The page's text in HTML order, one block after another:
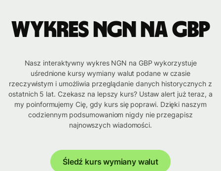
Wykres NGN na GBP
Nasz interaktywny wykres NGN na GBP wykorzystuje
uśrednione kursy wymiany walut podane w czasie
rzeczywistym i umożliwia przeglądanie danych historycznych z
ostatnich 5 lat. Czekasz na lepszy kurs? Ustaw alert już teraz, a
my poinformujemy Cię, gdy kurs się poprawi. Dzięki naszym
codziennym podsumowaniom nigdy nie przegapisz
najnowszych wiadomości.
Śledź kurs wymiany walut